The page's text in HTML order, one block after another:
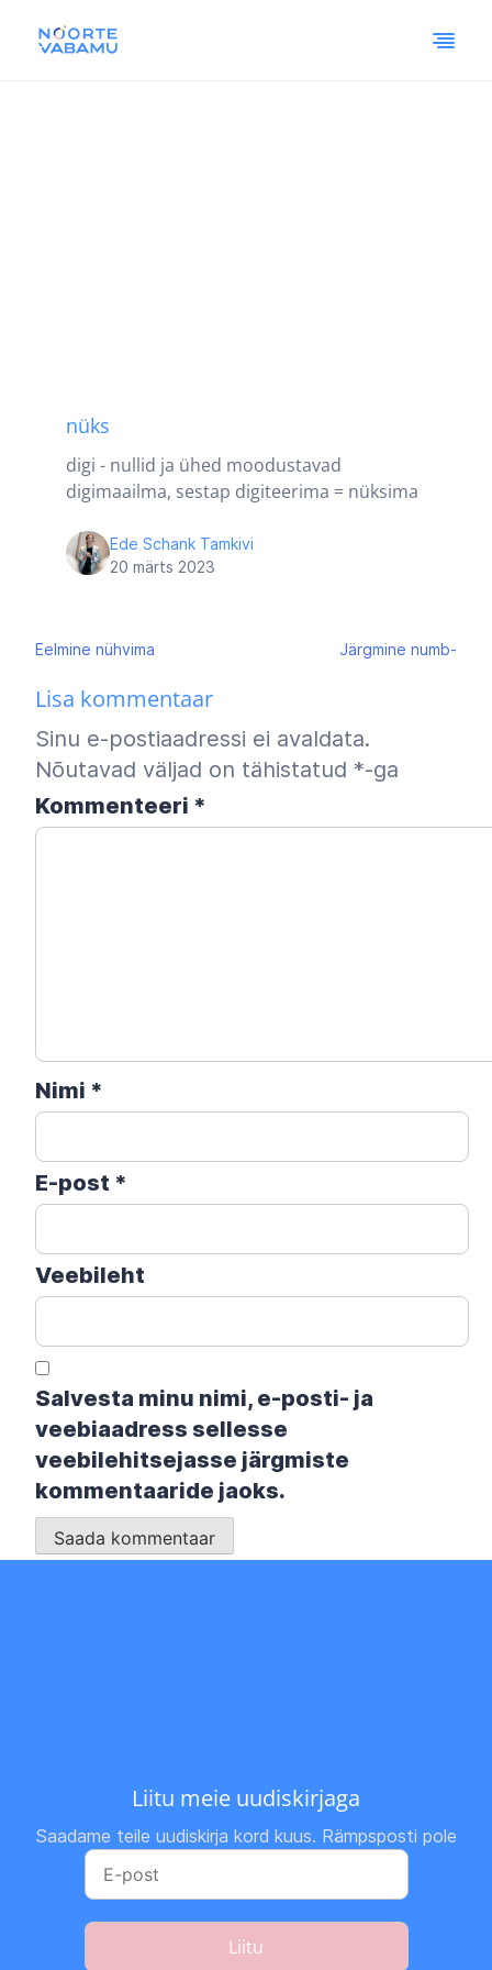
nüks
digi - nullid ja ühed moodustavad
digimaailma, sestap digiteerima = nüksima
Ede Schank Tamkivi
20 märts 2023
Navigeerimine
Eelmine nühvima Järgmine numb-
Lisa kommentaar
Sinu e-postiaadressi ei avaldata.
Nõutavad väljad on tähistatud *-ga
Kommenteeri *
Nimi *
E-post *
Veebileht
Salvesta minu nimi, e-posti- ja
veebiaadress sellesse
veebilehitsejasse järgmiste
kommentaaride jaoks.
Liitu meie uudiskirjaga
Saadame teile uudiskirja kord kuus. Rämpsposti pole
Liitu